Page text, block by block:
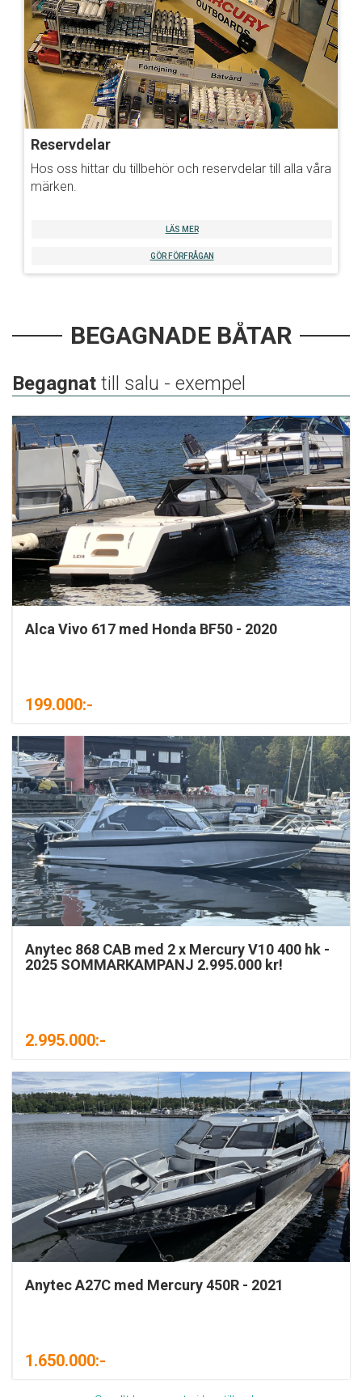
Reservdelar
Hos oss hittar du tillbehör och reservdelar till alla våra
märken.
LÄS MER
GÖR FÖRFRÅGAN
BEGAGNADE BÅTAR
Begagnat till salu - exempel
Alca Vivo 617 med Honda BF50 - 2020
199.000:-
Anytec 868 CAB med 2 x Mercury V10 400 hk -
2025 SOMMARKAMPANJ 2.995.000 kr!
2.995.000:-
Anytec A27C med Mercury 450R - 2021
1.650.000:-